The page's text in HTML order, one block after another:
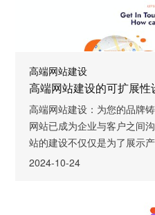
高端网站建设
高端网站建设的可扩展性
高端网站建设：为您的品牌铸就辉煌 在当今
网站已成为企业与客户之间
站的建设不仅仅是为了展示
牌形象、吸引潜在客户，并
2024-10-24